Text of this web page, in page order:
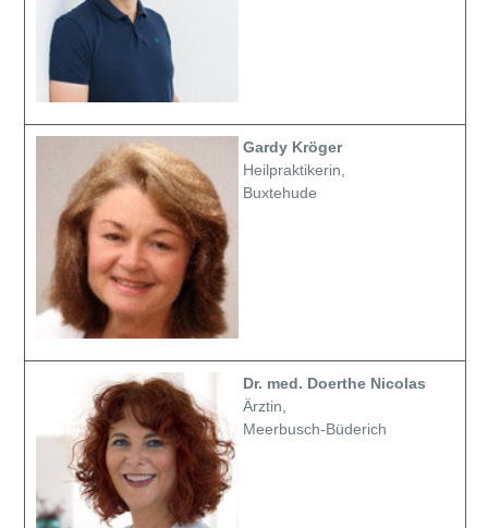
Gardy Kröger
Heilpraktikerin,
Buxtehude
Dr. med. Doerthe Nicolas
Ärztin,
Meerbusch-Büderich